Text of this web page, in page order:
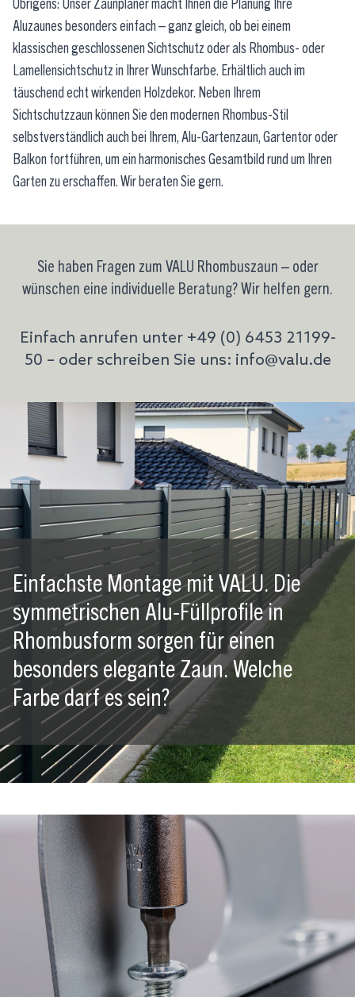
Übrigens: Unser Zaunplaner macht Ihnen die Planung Ihre
Aluzaunes besonders einfach – ganz gleich, ob bei einem
klassischen geschlossenen Sichtschutz oder als Rhombus- oder
Lamellensichtschutz in Ihrer Wunschfarbe. Erhältlich auch im
täuschend echt wirkenden Holzdekor. Neben Ihrem
Sichtschutzzaun können Sie den modernen Rhombus-Stil
selbstverständlich auch bei Ihrem, Alu-Gartenzaun, Gartentor oder
Balkon fortführen, um ein harmonisches Gesamtbild rund um Ihren
Garten zu erschaffen. Wir beraten Sie gern.
Sie haben Fragen zum VALU Rhombuszaun – oder
wünschen eine individuelle Beratung? Wir helfen gern.
Einfach anrufen unter +49 (0) 6453 21199-
50 – oder schreiben Sie uns: info@valu.de
Einfachste Montage mit VALU. Die
symmetrischen Alu-Füllprofile in
Rhombusform sorgen für einen
besonders elegante Zaun. Welche
Farbe darf es sein?